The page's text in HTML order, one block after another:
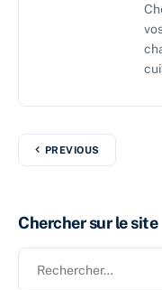
PREVIOUS
Chercher sur le site